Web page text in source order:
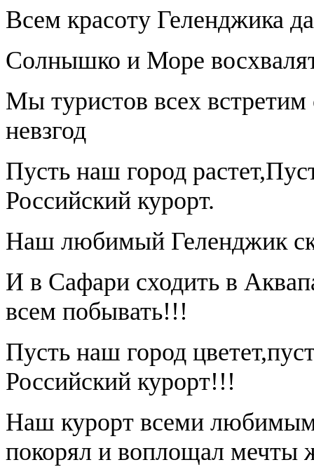
Всем красоту Геленджика
Солнышко и Море
Мы туристов всех
невзгод
Пусть наш город
Российский курорт.
Наш любимый Геленджик
И в Сафари сходить в
всем побывать!!!
Пусть наш город
Российский курорт!!!
Наш курорт всеми любимым
покорял и воплощал